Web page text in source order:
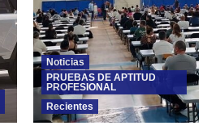
Noticias
PRUEBAS DE APTITUD
PROFESIONAL
Recientes